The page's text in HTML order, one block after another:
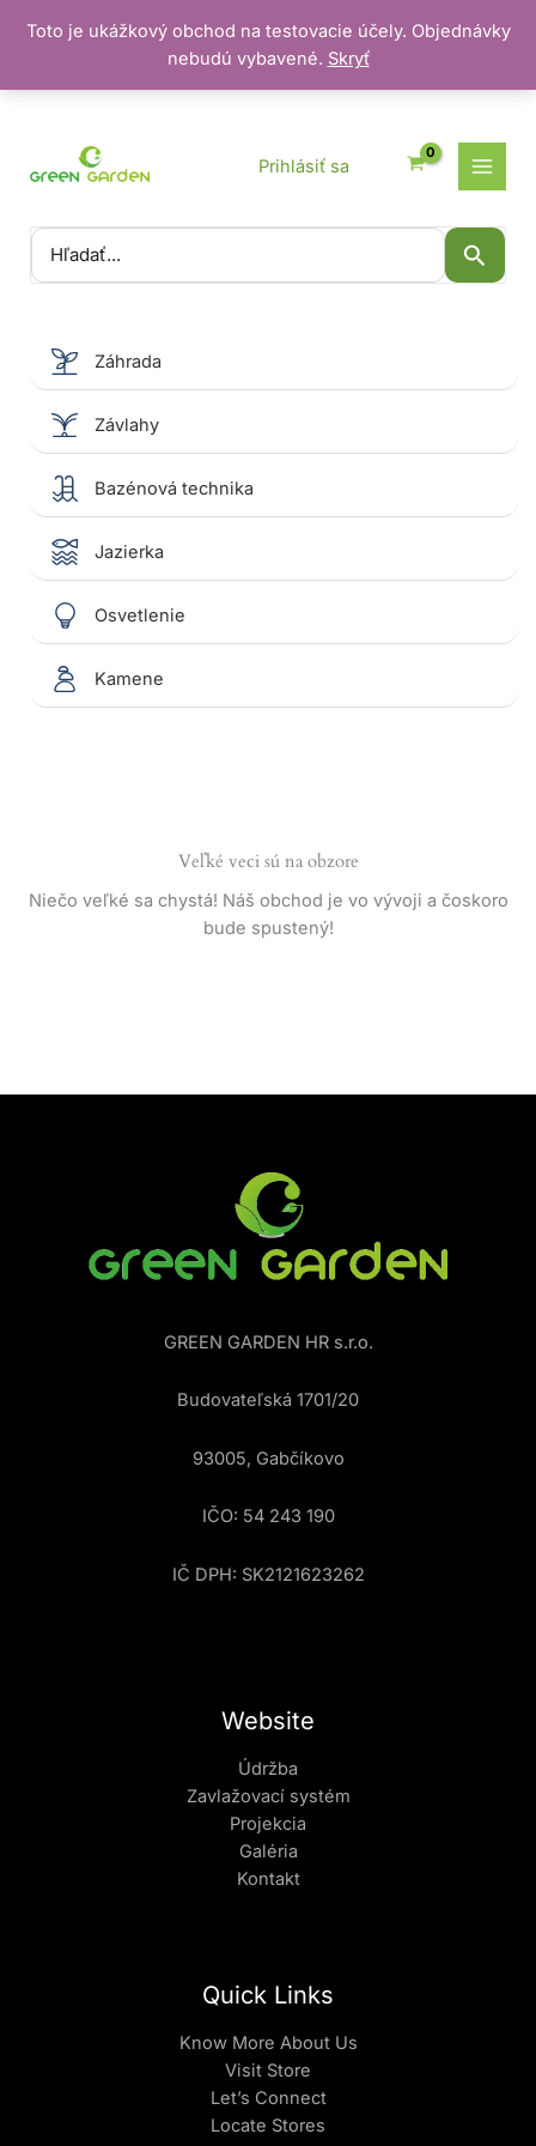
Toto je ukážkový obchod na testovacie účely. Objednávky
nebudú vybavené. Skryť
Vyhľadať:
Prihlásiť sa
Záhrada
Závlahy
Bazénová technika
Jazierka
Osvetlenie
Kamene
Veľké veci sú na obzore
Niečo veľké sa chystá! Náš obchod je vo vývoji a čoskoro
bude spustený!
GREEN GARDEN HR s.r.o.
Budovateľská 1701/20
93005, Gabčíkovo
IČO: 54 243 190
IČ DPH: SK2121623262
Website
Údržba
Zavlažovací systém
Projekcia
Galéria
Kontakt
Quick Links
Know More About Us
Visit Store
Let’s Connect
Locate Stores